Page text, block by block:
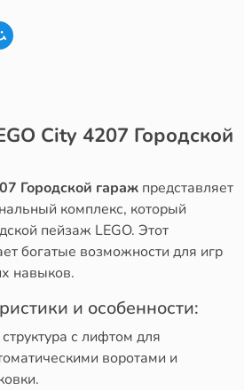
City 4207 Городской
Городской гараж представляет
комплекс, который
пейзаж LEGO. Этот
богатые возможности для игр
навыков.
и особенности:
с лифтом для
воротами и